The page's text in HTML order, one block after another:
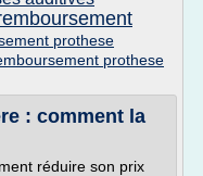
prothese
prothese
: comment la
réduire son prix